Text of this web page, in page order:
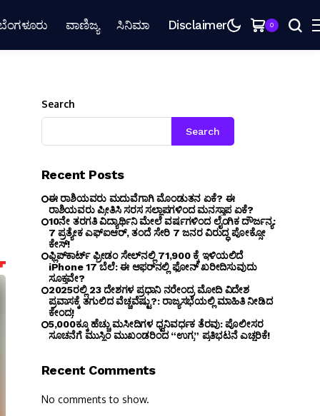
ವಾಣಿಜ್ಯ ಸಿನಿಮಾ Disclaimer 0
Search
Search
Recent Posts
ಈ ರಾಶಿಯವರು ಮದುವೆಗಾಗಿ ಮೊಂಡುತನ ಏಕೆ? ಈ
ರಾಶಿಯವರು ಪ್ರೀತಿಸಿ ಸರಸ ಸಲ್ಲಾಪಗಳಿಂದ ಮನಸ್ತಾಪ ಏಕೆ?
10ನೇ ತರಗತಿ ವಿದ್ಯಾರ್ಥಿನಿ ಮೇಲೆ ವರ್ಷಗಳಿಂದ ಲೈಂಗಿಕ ದೌರ್ಜನ್ಯ:
7 ಪ್ರತ್ಯೇಕ ಎಫ್ಐಆರ್, ತಂದೆ ಸೇರಿ 7 ಜನರ ವಿರುದ್ಧ ಪೋಕ್ಸೋ
ಕೇಸ್!
ಫ್ಲಿಪ್‌ಕಾರ್ಟ್ ಫ್ರೀಡಂ ಸೇಲ್‌ನಲ್ಲಿ ₹71,900 ಕ್ಕೆ ಇಳಿಯಲಿದೆ
iPhone 17 ಬೆಲೆ: ಈ ಆಫರ್‌ನಲ್ಲಿ ಫೋನ್ ಖರೀದಿಸುವುದು
ಸೂಕ್ತವೇ?
2025ರಲ್ಲಿ 23 ದೇಶಗಳ ಪ್ರಧಾನಿ ನರೇಂದ್ರ ಮೋದಿ ವಿದೇಶ
ಪ್ರವಾಸಕ್ಕೆ ತಗುಲಿದ ವೆಚ್ಚವೆಷ್ಟು?: ರಾಜ್ಯಸಭೆಯಲ್ಲಿ ಮಾಹಿತಿ ನೀಡಿದ
ಕೇಂದ್ರ!
5,000ಕ್ಕೂ ಹೆಚ್ಚು ಮಸೀದಿಗಳ ಧ್ವನಿವರ್ಧಕ ತೆರವು: ಪೊಲೀಸರ
ಸೂಚನೆಗೆ ಮುಸ್ಲಿಂ ಮುಖಂಡರಿಂದ “ಉಗ್ರ” ಪ್ರತಿಭಟನೆ ಎಚ್ಚರಿಕೆ!
Recent Comments
No comments to show.